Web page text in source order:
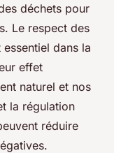
déchets pour
Le respect des
essentiel dans la
effet
naturel et nos
la régulation
réduire